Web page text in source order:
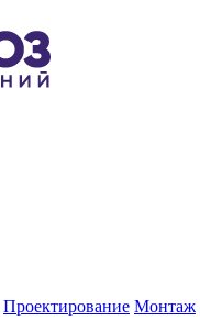
Проектирование Монтаж